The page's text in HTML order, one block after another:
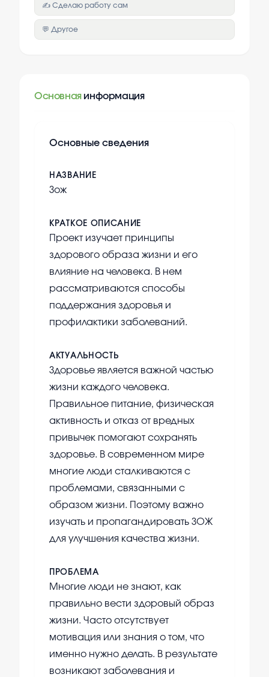
✍️ Сделаю работу сам
💬 Другое
Основная информация
Основные сведения
НАЗВАНИЕ
Зож
КРАТКОЕ ОПИСАНИЕ
Проект изучает принципы
здорового образа жизни и его
влияние на человека. В нем
рассматриваются способы
поддержания здоровья и
профилактики заболеваний.
АКТУАЛЬНОСТЬ
Здоровье является важной частью
жизни каждого человека.
Правильное питание, физическая
активность и отказ от вредных
привычек помогают сохранять
здоровье. В современном мире
многие люди сталкиваются с
проблемами, связанными с
образом жизни. Поэтому важно
изучать и пропагандировать ЗОЖ
для улучшения качества жизни.
ПРОБЛЕМА
Многие люди не знают, как
правильно вести здоровый образ
жизни. Часто отсутствует
мотивация или знания о том, что
именно нужно делать. В результате
возникают заболевания и